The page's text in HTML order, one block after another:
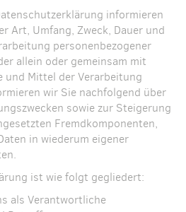
informieren
Art, Umfang, Zweck, Dauer und
personenbezogener
allein oder gemeinsam mit
und Mittel der Verarbeitung
wir Sie nachfolgend über
sowie zur Steigerung
Fremdkomponenten,
in wiederum eigener
ist wie folgt gegliedert:
als Verantwortliche